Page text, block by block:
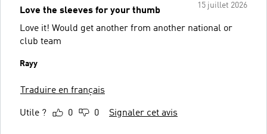
15 juillet 2026
Love the sleeves for your thumb
Love it! Would get another from another national or
club team
Rayy
Traduire en français
Utile ? 0 0 Signaler cet avis